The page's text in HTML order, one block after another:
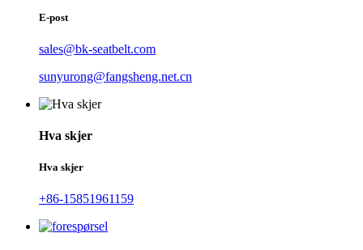
E-post
sales@bk-seatbelt.com
sunyurong@fangsheng.net.cn
Hva skjer
Hva skjer
+86-15851961159